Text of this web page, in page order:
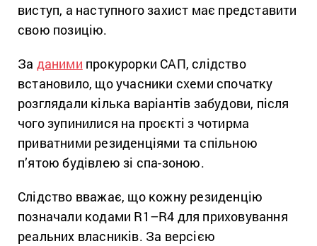
виступ, а наступного захист має представити
свою позицію.
За даними прокурорки САП, слідство
встановило, що учасники схеми спочатку
розглядали кілька варіантів забудови, після
чого зупинилися на проєкті з чотирма
приватними резиденціями та спільною
п’ятою будівлею зі спа-зоною.
Слідство вважає, що кожну резиденцію
позначали кодами R1–R4 для приховування
реальних власників. За версією